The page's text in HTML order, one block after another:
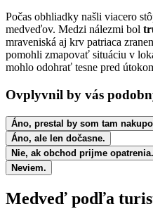
Počas obhliadky našli viacero
medveďov. Medzi nálezmi bol
mraveniská aj krv patriaca
pomohli zmapovať situáciu v
mohlo odohrať tesne pred
Ovplyvnil by vás
Áno, prestal by som tam
Áno, ale len dočasne.
Nie, ak obchod prijme opatrenia.
Neviem.
Medveď podľa